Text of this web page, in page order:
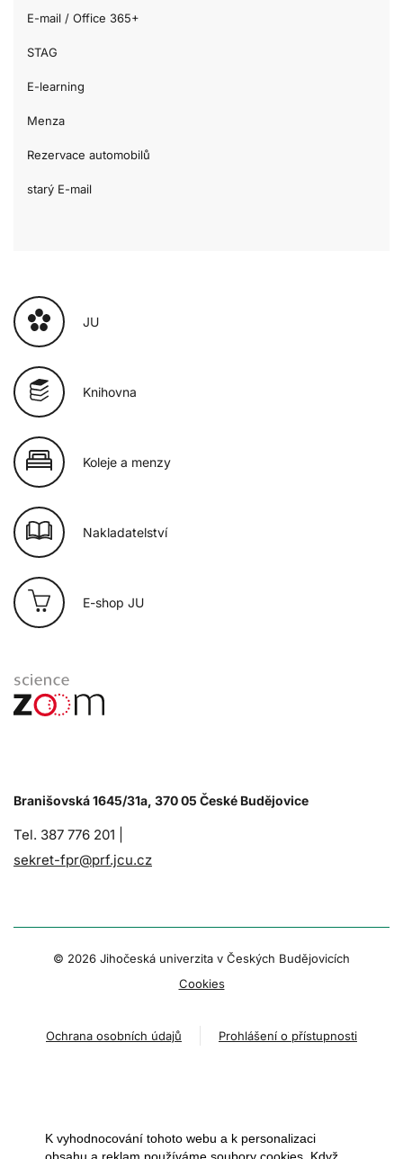
E-mail / Office 365+
STAG
E-learning
Menza
Rezervace automobilů
starý E-mail
JU
Knihovna
Koleje a menzy
Nakladatelství
E-shop JU
Branišovská 1645/31a, 370 05 České Budějovice
Tel. 387 776 201 |
sekret-fpr@prf.jcu.cz
© 2026 Jihočeská univerzita v Českých Budějovicích
Cookies
Ochrana osobních údajů Prohlášení o přístupnosti
K vyhodnocování tohoto webu a k personalizaci